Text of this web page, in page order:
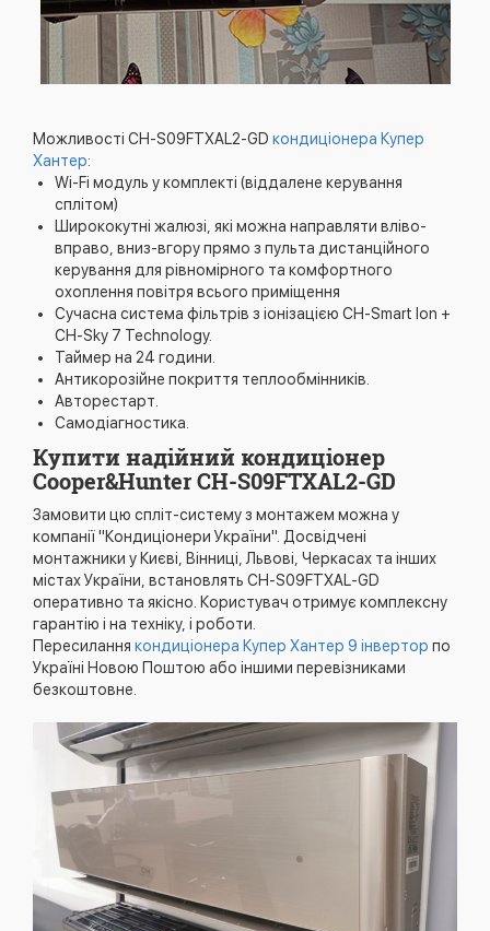
Можливості CH-S09FTXAL2-GD кондиціонера Купер
Хантер:
Wi-Fi модуль у комплекті (віддалене керування
сплітом)
Ширококутні жалюзі, які можна направляти вліво-
вправо, вниз-вгору прямо з пульта дистанційного
керування для рівномірного та комфортного
охоплення повітря всього приміщення
Сучасна система фільтрів з іонізацією CH-Smart Ion +
CH-Sky 7 Technology.
Таймер на 24 години.
Антикорозійне покриття теплообмінників.
Авторестарт.
Самодіагностика.
Купити надійний кондиціонер
Cooper&Hunter CH-S09FTXAL2-GD
Замовити цю спліт-систему з монтажем можна у
компанії "Кондиціонери України". Досвідчені
монтажники у Києві, Вінниці, Львові, Черкасах та інших
містах України, встановлять CH-S09FTXAL-GD
оперативно та якісно. Користувач отримує комплексну
гарантію і на техніку, і роботи.
Пересилання кондиціонера Купер Хантер 9 інвертор по
Україні Новою Поштою або іншими перевізниками
безкоштовне.